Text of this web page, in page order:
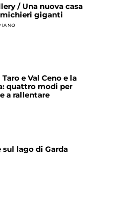
/ Una nuova casa
giganti
e Val Ceno e la
quattro modi per
a rallentare
sul lago di Garda